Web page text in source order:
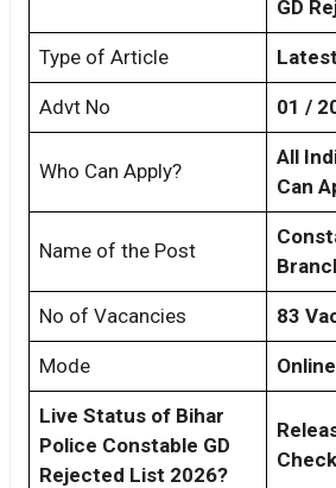
GD
Type of Article
Advt No 01 /
Who Can Apply?
All
Can
Name of the Post
No of Vacancies 83
Mode Online
Live Status of Bihar
Police Constable GD
Rejected List 2026?